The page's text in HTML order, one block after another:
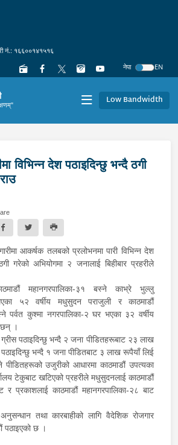
नं.: १६६००१४१५१६
नेपा
EN
Low Bandwidth
विभिन्न देश पठाइदिन्छु भन्दै ठगी
आकर्षक तलबको प्रलोभनमा पारी विभिन्न देश
गरेको अभियोगमा २ जनालाई बिहीबार प्रहरीले
महानगरपालिका-३१ बस्ने काभ्रे भुल्लु
५२ वर्षीय मधुसुदन पराजुली र काठमाडौं
पर्वत कुश्मा नगरपालिका-२ घर भएका ३२ वर्षीय
छन् ।
पठाइदिन्छु भन्दै २ जना पीडितहरूबाट २३ लाख
भन्दै १ जना पीडितबाट ३ लाख रूपैयाँ लिई
पीडितहरूको उजुरीको आधारमा काठमाडौं उपत्यका
टेकुबाट खटिएको प्रहरीले मधुसुदनलाई काठमाडौं
र प्रकाशलाई काठमाडौं महानगरपालिका-२८ बाट
तथा कारबाहीको लागि वैदेशिक रोजगार
पठाइएको छ ।